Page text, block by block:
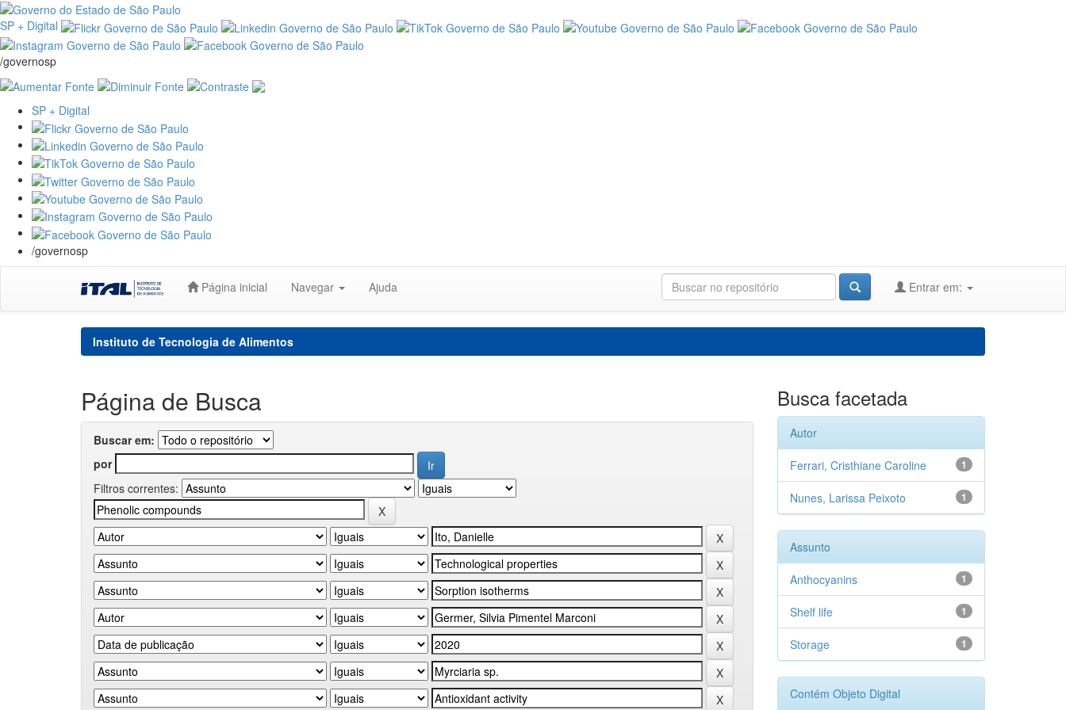
SP + Digital
/governosp
SP + Digital
/governosp
Página inicial Navegar Ajuda Entrar em:
Instituto de Tecnologia de Alimentos
Página de Busca
Buscar em:
por
Filtros correntes:
Busca facetada
Autor
1
Ferrari, Cristhiane Caroline
1
Nunes, Larissa Peixoto
Assunto
1
Anthocyanins
1
Shelf life
1
Storage
Contém Objeto Digital